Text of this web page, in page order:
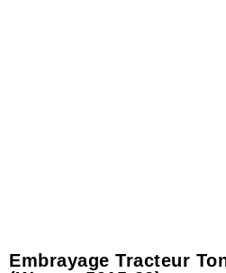
Embrayage Tracteur